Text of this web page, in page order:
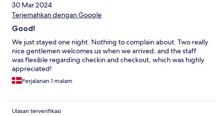
30 Mar 2024
Terjemahkan dengan Google
Good!
We just stayed one night. Nothing to complain about. Two really
nice gentlemen welcomes us when we arrived, and the staff
was flexible regarding checkin and checkout, which was highly
appreciated!
Perjalanan 1 malam
Ulasan terverifikasi